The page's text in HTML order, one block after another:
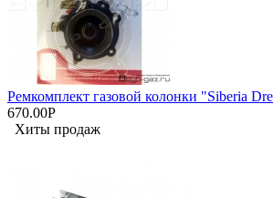
Ремкомплект газовой колонки "Siberia
670.00Р
Хиты продаж